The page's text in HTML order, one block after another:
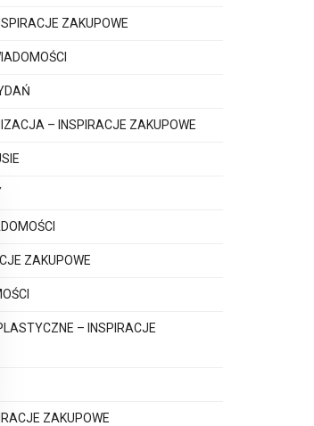
ZAKUPOWE
– INSPIRACJE ZAKUPOWE
ZAKUPOWE
– INSPIRACJE
ZAKUPOWE